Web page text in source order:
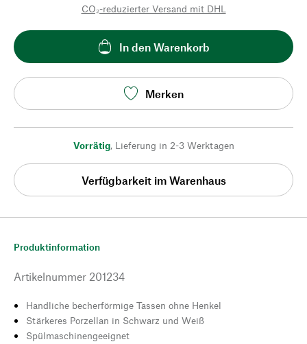
CO₂-reduzierter Versand mit DHL
In den Warenkorb
Merken
Vorrätig, Lieferung in 2-3 Werktagen
Verfügbarkeit im Warenhaus
Produktinformation
Artikelnummer 201234
Handliche becherförmige Tassen ohne Henkel
Stärkeres Porzellan in Schwarz und Weiß
Spülmaschinengeeignet